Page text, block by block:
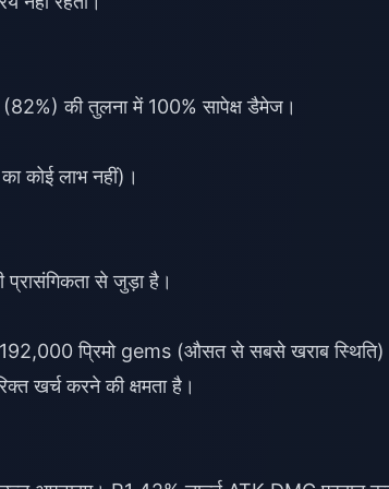
की तुलना में 100% सापेक्ष डैमेज।
कोई लाभ नहीं)।
से जुड़ा है।
प्रिमो gems (औसत से सबसे खराब
खर्च करने की क्षमता है।